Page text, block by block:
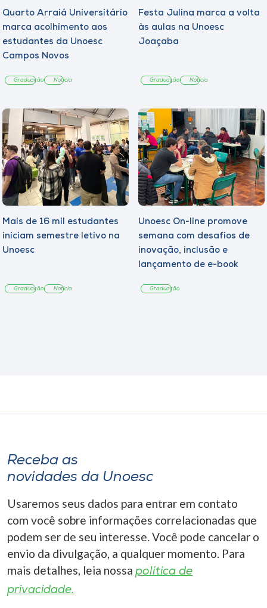
Quarto Arraiá Universitário
marca acolhimento aos
estudantes da Unoesc
Campos Novos
Graduação Notícia
Festa Julina marca a volta
às aulas na Unoesc
Joaçaba
Graduação Notícia
Mais de 16 mil estudantes
iniciam semestre letivo na
Unoesc
Graduação Notícia
Unoesc On-line promove
semana com desafios de
inovação, inclusão e
lançamento de e-book
Graduação
Receba as
novidades da Unoesc
Usaremos seus dados para entrar em contato
com você sobre informações correlacionadas que
podem ser de seu interesse. Você pode cancelar o
envio da divulgação, a qualquer momento. Para
mais detalhes, leia nossa política de
privacidade.